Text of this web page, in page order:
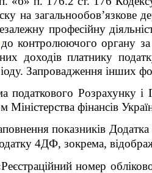
на загальнообов’язкове
професійну
до контролюючого органу
доходів платнику
Запровадження
податкового Розрахунку і
Міністерства фінансів
показників
4ДФ, зокрема,
номер